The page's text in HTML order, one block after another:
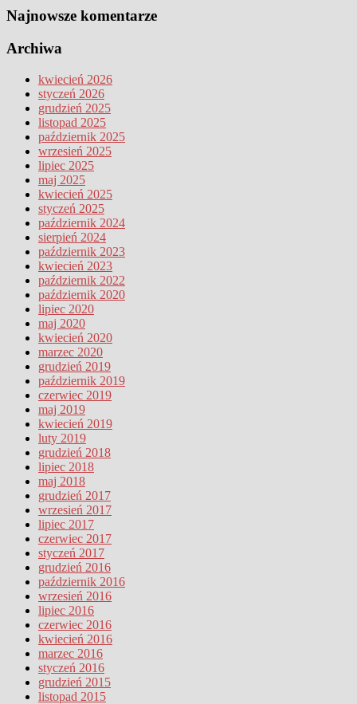
Najnowsze komentarze
Archiwa
kwiecień 2026
styczeń 2026
grudzień 2025
listopad 2025
październik 2025
wrzesień 2025
lipiec 2025
maj 2025
kwiecień 2025
styczeń 2025
październik 2024
sierpień 2024
październik 2023
kwiecień 2023
październik 2022
październik 2020
lipiec 2020
maj 2020
kwiecień 2020
marzec 2020
grudzień 2019
październik 2019
czerwiec 2019
maj 2019
kwiecień 2019
luty 2019
grudzień 2018
lipiec 2018
maj 2018
grudzień 2017
wrzesień 2017
lipiec 2017
czerwiec 2017
styczeń 2017
grudzień 2016
październik 2016
wrzesień 2016
lipiec 2016
czerwiec 2016
kwiecień 2016
marzec 2016
styczeń 2016
grudzień 2015
listopad 2015